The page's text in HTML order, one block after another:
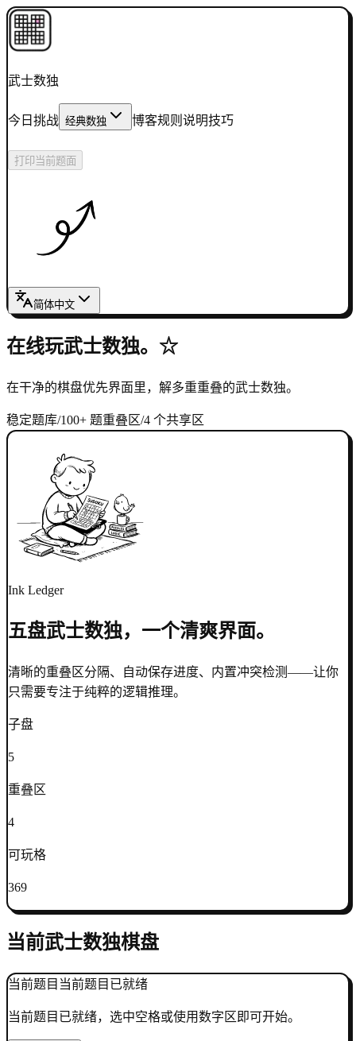
武士数独
今日挑战 经典数独 博客规则说明技巧
打印当前题面
简体中文
在线玩武士数独。 ☆
在干净的棋盘优先界面里，解多重重叠的武士数独。
稳定题库/100+ 题重叠区/4 个共享区
Ink Ledger
五盘武士数独，一个清爽界面。
清晰的重叠区分隔、自动保存进度、内置冲突检测——让你
只需要专注于纯粹的逻辑推理。
子盘
5
重叠区
4
可玩格
369
当前武士数独棋盘
当前题目 当前题目已就绪
当前题目已就绪，选中空格或使用数字区即可开始。